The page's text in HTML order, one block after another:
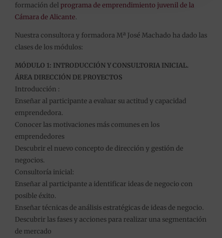
formación delprograma de emprendimiento juvenil de la
Cámara de Alicante.
Nuestra consultora y formadora Mª José Machado ha dado las
clases de los módulos:
MÓDULO 1: INTRODUCCIÓN Y CONSULTORIA INICIAL.
ÁREA DIRECCIÓN DE PROYECTOS
Introducción :
Enseñar al participante a evaluar su actitud y capacidad
emprendedora.
Conocer las motivaciones más comunes en los
emprendedores
Descubrir el nuevo concepto de dirección y gestión de
negocios.
Consultoría inicial:
Enseñar al participante a identificar ideas de negocio con
posible éxito.
Enseñar técnicas de análisis estratégicas de ideas de negocio.
Descubrir las fases y acciones para realizar una segmentación
de mercado